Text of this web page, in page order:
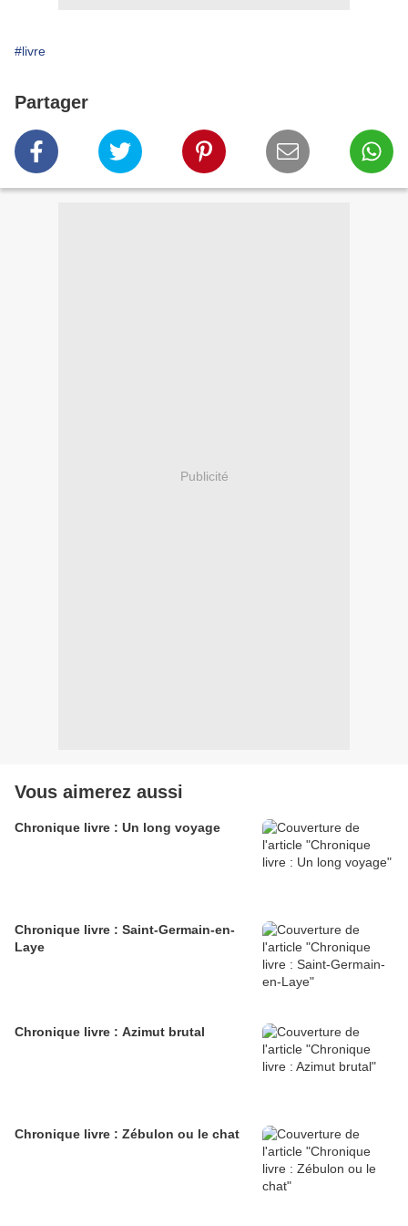
#livre
Partager
Publicité
Vous aimerez aussi
Chronique livre : Un long voyage
Chronique livre : Saint-Germain-en-
Laye
Chronique livre : Azimut brutal
Chronique livre : Zébulon ou le chat